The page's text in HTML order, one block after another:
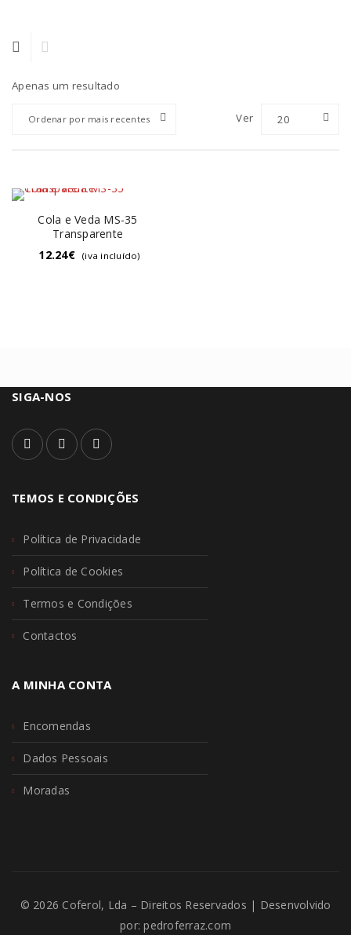
Apenas um resultado
Ordenar por mais recentes Ver 20
Cola e Veda MS-35
Transparente
12.24€ (iva incluído)
SIGA-NOS
TEMOS E CONDIÇÕES
Política de Privacidade
Política de Cookies
Termos e Condições
Contactos
A MINHA CONTA
Encomendas
Dados Pessoais
Moradas
© 2026 Coferol, Lda – Direitos Reservados | Desenvolvido
por:pedroferraz.com